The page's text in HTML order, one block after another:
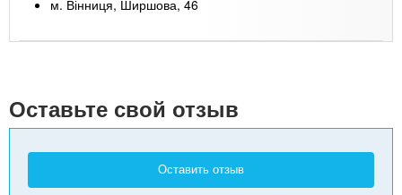
м. Вінниця, Ширшова, 46
Оставьте свой отзыв
Оставить отзыв